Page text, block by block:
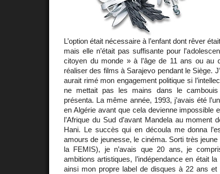
L’option était nécessaire à l’enfant dont rêver
mais elle n’était pas suffisante pour
citoyen du monde » à l’âge de 11 ans ou au
réaliser des films à Sarajevo pendant le Siège.
aurait rimé mon engagement politique si
ne mettait pas les mains dans le cambouis
présenta. La même année, 1993, j’avais été
en Algérie avant que cela devienne impossible
l’Afrique du Sud d’avant Mandela au moment
Hani. Le succès qui en découla me donna
amours de jeunesse, le cinéma. Sorti très jeune
la FEMIS), je n’avais que 20 ans, je
ambitions artistiques, l’indépendance en était
ainsi mon propre label de disques à 22 ans